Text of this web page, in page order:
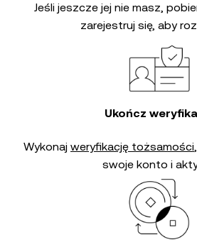
Jeśli jeszcze jej nie masz,
zarejestruj się, aby
Ukończ
Wykonaj weryfikację tożsamości
swoje konto i